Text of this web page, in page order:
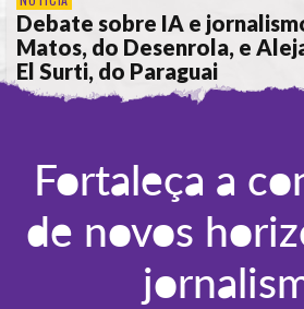
Debate sobre IA e
Matos, do Desenrola, e
El Surti, do Paraguai
Fortaleça a
de novos